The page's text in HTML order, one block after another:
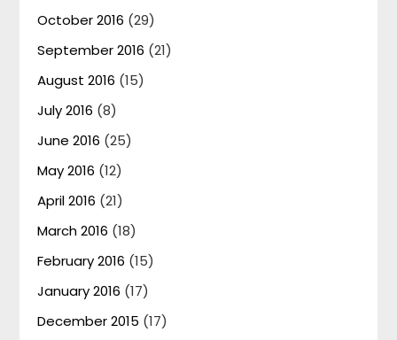
October 2016 (29)
September 2016 (21)
August 2016 (15)
July 2016 (8)
June 2016 (25)
May 2016 (12)
April 2016 (21)
March 2016 (18)
February 2016 (15)
January 2016 (17)
December 2015 (17)